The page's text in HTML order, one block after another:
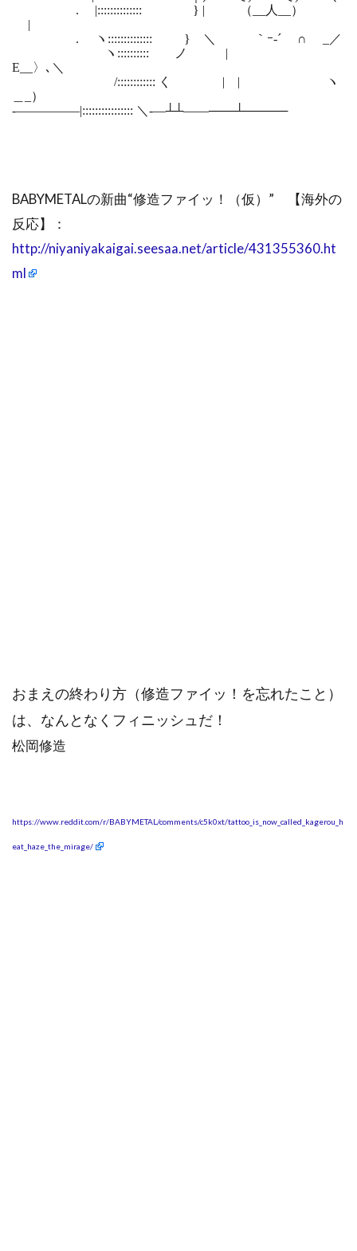
. |:::::::::::::: } | （__人__）
|
. ヽ:::::::::::::: } ＼ ｀ｰ‐´ ∩ _／
ヽ:::::::::: ノ |
Ε__〉､＼
/:::::::::::: く | | ヽ
＿_）
-―――――|:::::::::::::::: ＼-―┴┴――───┴─────
BABYMETALの新曲“修造ファイッ！（仮）” 【海外の
反応】：
http://niyaniyakaigai.seesaa.net/article/431355360.ht
ml
おまえの終わり方（修造ファイッ！を忘れたこと）
は、なんとなくフィニッシュだ！
松岡修造
https://www.reddit.com/r/BABYMETAL/comments/c5k0xt/tattoo_is_now_called_kagerou_h
eat_haze_the_mirage/